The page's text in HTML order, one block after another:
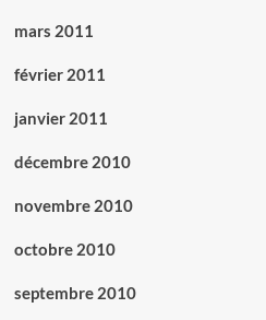
mars 2011
février 2011
janvier 2011
décembre 2010
novembre 2010
octobre 2010
septembre 2010